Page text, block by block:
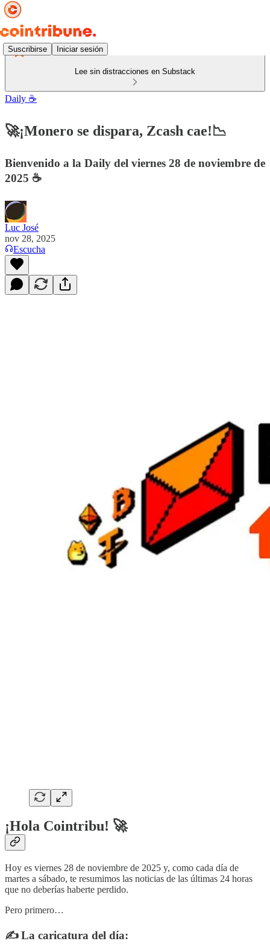
Suscribirse Iniciar sesión
Lee sin distracciones en Substack
Daily ☕️
🚀¡Monero se dispara, Zcash cae!📉
Bienvenido a la Daily del viernes 28 de noviembre de
2025 ☕️
Luc José
nov 28, 2025
Escucha
¡Hola Cointribu! 🚀
Hoy es viernes 28 de noviembre de 2025 y, como cada día de
martes a sábado, te resumimos las noticias de las últimas 24 horas
que no deberías haberte perdido.
Pero primero…
✍️ La caricatura del día: